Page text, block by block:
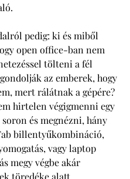
pedig: ki és miből
open office-ban nem
tölteni a fél
az emberek, hogy
mert rálátnak a gépére?
hirtelen végigmenni egy
és megnézni, hány
billentyűkombináció,
vagy laptop
megy végbe akár
töredéke alatt.